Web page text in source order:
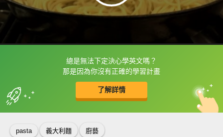
總是無法下定決心學英文嗎？
那是因為你沒有正確的學習計畫
了解詳情
框選或點兩下字幕可以直接查字典喔！
收錄佳句 中
英
pasta 義大利麵 廚藝